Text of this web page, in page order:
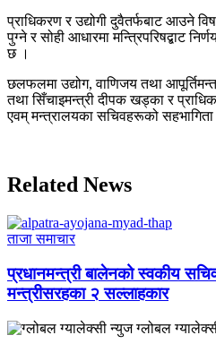
प्राधिकरण र उद्योगी दुवैतर्फबाट आउने
पुग्ने र सोही आधारमा मन्त्रिपरिषद्बाट
छ ।
छलफलमा उद्योग, वाणिजय तथा
तथा सिँचाइमन्त्री दीपक खड्का र
एवम् मन्त्रालयका सचिवहरूको सहभागिता
Related News
ताजा समाचार
प्रधानमन्त्री बालेनको स्वकीय
मन्त्रीसरहका २ सल्लाहकार
ग्लोबल